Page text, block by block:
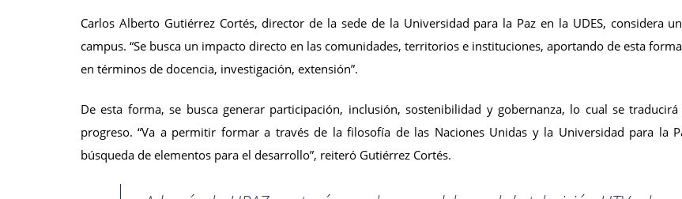
Carlos Alberto Gutiérrez Cortés, director de la sede de la Universidad para la Paz en la UDES, considera
campus. “Se busca un impacto directo en las comunidades, territorios e instituciones, aportando de esta
en términos de docencia, investigación, extensión”.
De esta forma, se busca generar participación, inclusión, sostenibilidad y gobernanza, lo cual se
progreso. “Va a permitir formar a través de la filosofía de las Naciones Unidas y la Universidad para la
búsqueda de elementos para el desarrollo”, reiteró Gutiérrez Cortés.